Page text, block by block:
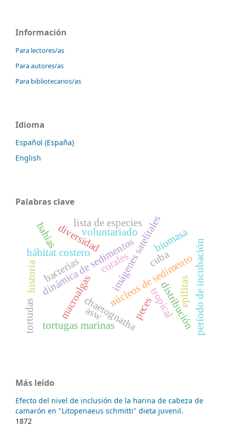
Información
Para lectores/as
Para autores/as
Para bibliotecarios/as
Idioma
Español (España)
English
Palabras clave
imágenes satelitales
núcleos de sedimento
dinámica de sedimentos cuba
chaetognatha
hábitat costero
diversidad
distribución
tropical
lista de especies
macroalgas
corales
peces
historia
tortugas marinas
voluntariado biomasa
asw
tortudas período de incubación
bacterias
bahías
epífitas
Más leído
Efecto del nivel de inclusión de la harina de cabeza de
camarón en "Litopenaeus schmitti" dieta juvenil.
1872